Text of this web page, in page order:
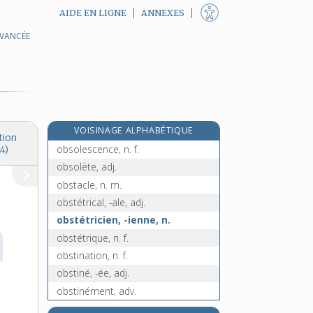
AIDE EN LIGNE ANNEXES
VOISINAGE ALPHABÉTIQUE
obsidional, -ale, adj.
obsolescence, n. f.
obsolète, adj.
obstacle, n. m.
obstétrical, -ale, adj.
obstétricien, -ienne, n.
obstétrique, n. f.
obstination, n. f.
obstiné, -ée, adj.
obstinément, adv.
obstiner (s'), v. pron.